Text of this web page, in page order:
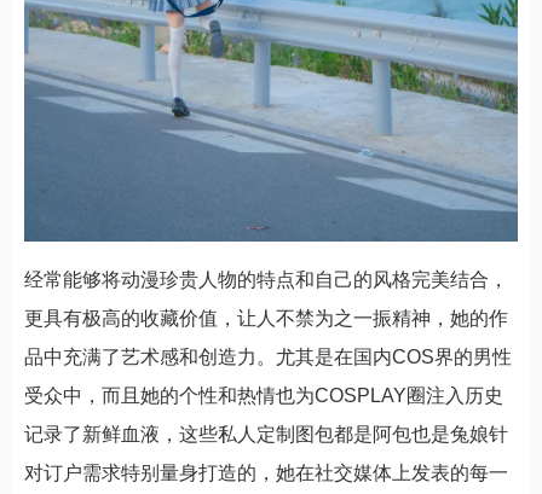
经常能够将动漫珍贵人物的特点和自己的风格完美结合，
更具有极高的收藏价值，让人不禁为之一振精神，她的作
品中充满了艺术感和创造力。尤其是在国内COS界的男性
受众中，而且她的个性和热情也为COSPLAY圈注入历史
记录了新鲜血液，这些私人定制图包都是阿包也是兔娘针
对订户需求特别量身打造的，她在社交媒体上发表的每一